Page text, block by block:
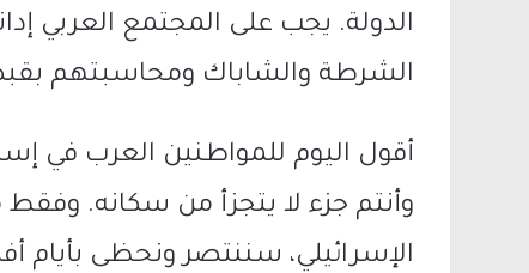
الدولة. يجب على المجتمع العربي
الشرطة والشاباك ومحاسبتهم
أقول اليوم للمواطنين العرب في
وأنتم جزء لا يتجزأ من سكانه.
الإسرائيلي، سننتصر ونحظى بأيام